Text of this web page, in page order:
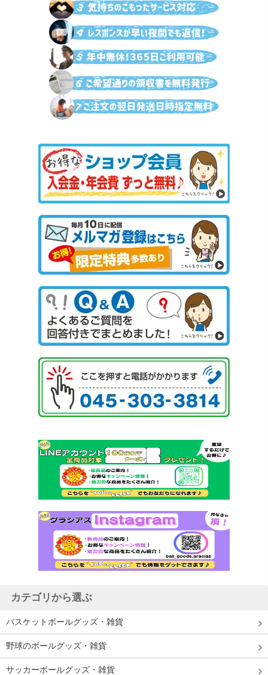
カテゴリから選ぶ
バスケットボールグッズ・雑貨
野球のボールグッズ・雑貨
サッカーボールグッズ・雑貨